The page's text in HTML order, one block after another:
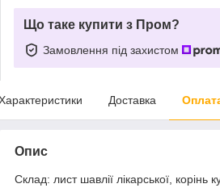
Що таке купити з Пром?
Замовлення під захистом
Доставка
Опис
Склад: лист шавлії лікарської, корінь